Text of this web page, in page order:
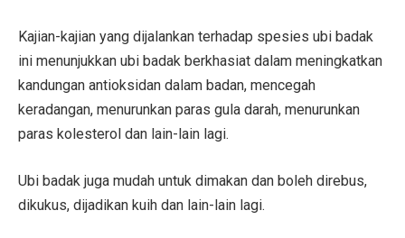
Kajian-kajian yang dijalankan terhadap spesies ubi badak
ini menunjukkan ubi badak berkhasiat dalam meningkatkan
kandungan antioksidan dalam badan, mencegah
keradangan, menurunkan paras gula darah, menurunkan
paras kolesterol dan lain-lain lagi.
Ubi badak juga mudah untuk dimakan dan boleh direbus,
dikukus, dijadikan kuih dan lain-lain lagi.